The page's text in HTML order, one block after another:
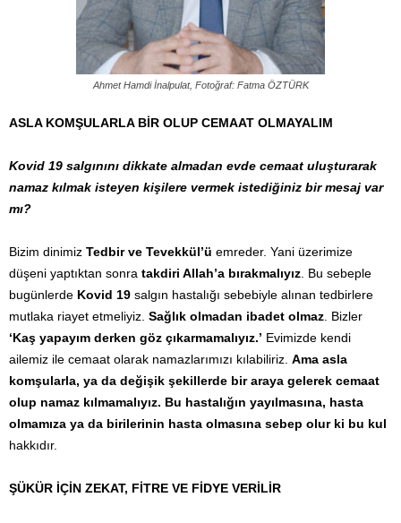
Ahmet Hamdi İnalpulat, Fotoğraf: Fatma ÖZTÜRK
ASLA KOMŞULARLA BİR OLUP CEMAAT OLMAYALIM
Kovid 19 salgınını dikkate almadan evde cemaat uluşturarak
namaz kılmak isteyen kişilere vermek istediğiniz bir mesaj var
mı?
Bizim dinimiz Tedbir ve Tevekkül’ü emreder. Yani üzerimize
düşeni yaptıktan sonra takdiri Allah’a bırakmalıyız. Bu sebeple
bugünlerde Kovid 19 salgın hastalığı sebebiyle alınan tedbirlere
mutlaka riayet etmeliyiz. Sağlık olmadan ibadet olmaz. Bizler
‘Kaş yapayım derken göz çıkarmamalıyız.’ Evimizde kendi
ailemiz ile cemaat olarak namazlarımızı kılabiliriz. Ama asla
komşularla, ya da değişik şekillerde bir araya gelerek cemaat
olup namaz kılmamalıyız. Bu hastalığın yayılmasına, hasta
olmamıza ya da birilerinin hasta olmasına sebep olur ki bu kul
hakkıdır.
ŞÜKÜR İÇİN ZEKAT, FİTRE VE FİDYE VERİLİR